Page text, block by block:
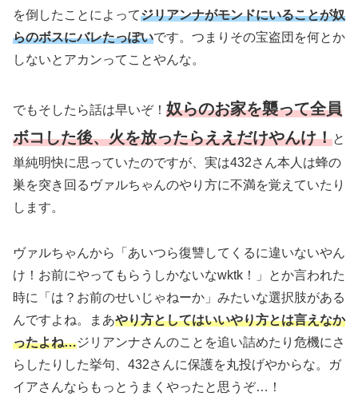
を倒したことによってジリアンナがモンドにいることが奴
らのボスにバレたっぽいです。つまりその宝盗団を何とか
しないとアカンってことやんな。
でもそしたら話は早いぞ！ 奴らのお家を襲って全員
ボコした後、火を放ったらええだけやんけ！と
単純明快に思っていたのですが、実は432さん本人は蜂の
巣を突き回るヴァルちゃんのやり方に不満を覚えていたり
します。
ヴァルちゃんから「あいつら復讐してくるに違いないやん
け！お前にやってもらうしかないなwktk！」とか言われた
時に「は？お前のせいじゃねーか」みたいな選択肢がある
んですよね。まあやり方としてはいいやり方とは言えなか
ったよね…ジリアンナさんのことを追い詰めたり危機にさ
らしたりした挙句、432さんに保護を丸投げやからな。ガ
イアさんならもっとうまくやったと思うぞ…！